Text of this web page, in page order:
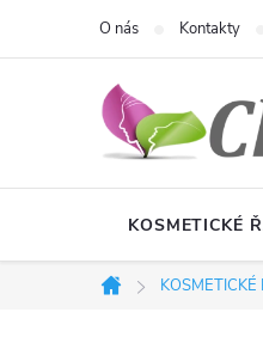
O nás Kontakty
KOSMETICKÉ
Domů
KOSMETICKÉ